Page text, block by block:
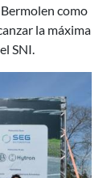
como
la máxima
SNI.